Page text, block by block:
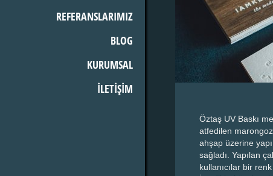
REFERANSLARIMIZ
BLOG
KURUMSAL
İLETİŞİM
Öztaş UV Baskı
atfedilen
ahşap üzerine
sağladı. Yapılan
kullanıcılar bir